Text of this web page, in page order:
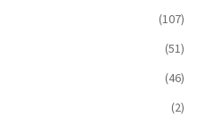
(107)
(51)
(46)
(2)